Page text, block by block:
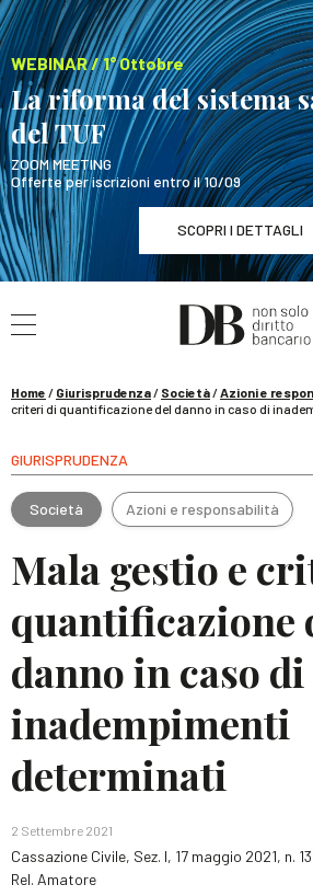
WEBINAR / 1° Ottobre
La riforma del sistema
del TUF
ZOOM MEETING
Offerte per iscrizioni entro il 10/09
SCOPRI I DETTAGLI
WEBINAR / 1° Ottobre
La riforma del sistema
Home / Giurisprudenza/ Società/Azioni e
criteri di quantificazione del danno in caso di
GIURISPRUDENZA
Società Azioni e responsabilità
Mala gestio e
quantificazione
danno in caso di
inadempimenti
determinati
2 Settembre 2021
Cassazione Civile, Sez. I, 17 maggio 2021, n.
Rel. Amatore